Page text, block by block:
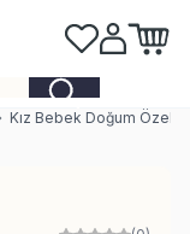
Favorilerim
Hesabım
Kız Bebek Doğum